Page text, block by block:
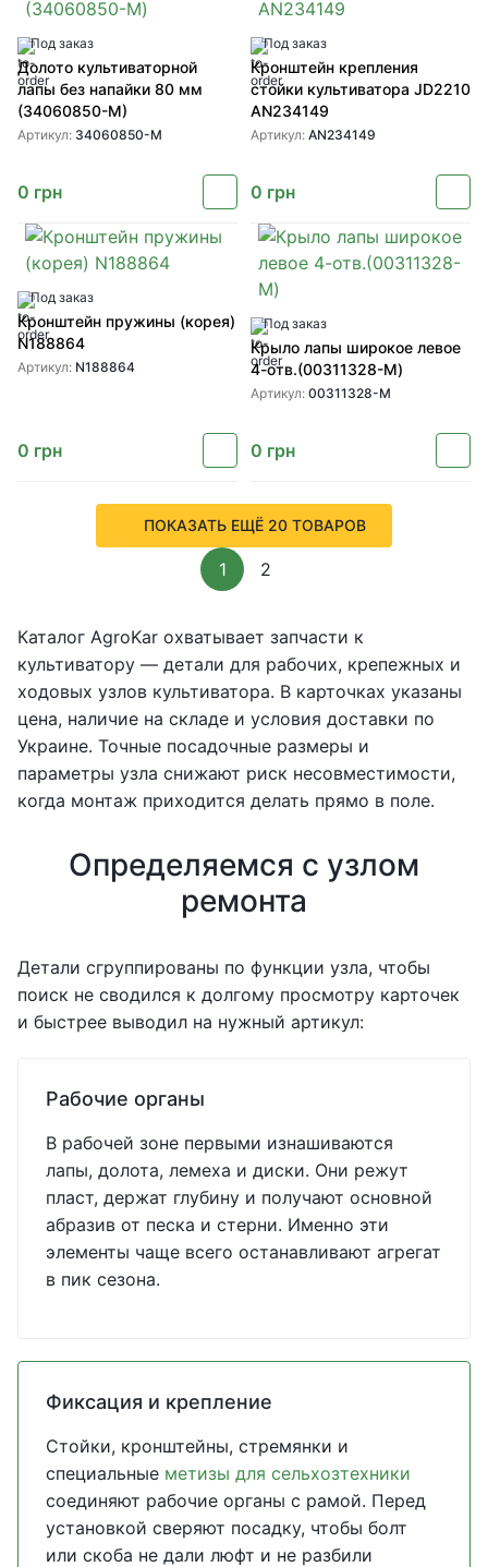
Под заказ
Долото культиваторной
лапы без напайки 80 мм
(34060850-M)
Артикул: 34060850-M
0 грн
Под заказ
Кронштейн крепления
стойки культиватора JD2210
AN234149
Артикул: AN234149
0 грн
Под заказ
Кронштейн пружины (корея)
N188864
Артикул: N188864
0 грн
Под заказ
Крыло лапы широкое левое
4-отв.(00311328-M)
Артикул: 00311328-M
0 грн
ПОКАЗАТЬ ЕЩЁ 20 ТОВАРОВ
1 2
Каталог AgroKar охватывает запчасти к
культиватору — детали для рабочих, крепежных и
ходовых узлов культиватора. В карточках указаны
цена, наличие на складе и условия доставки по
Украине. Точные посадочные размеры и
параметры узла снижают риск несовместимости,
когда монтаж приходится делать прямо в поле.
Определяемся с узлом
ремонта
Детали сгруппированы по функции узла, чтобы
поиск не сводился к долгому просмотру карточек
и быстрее выводил на нужный артикул:
Рабочие органы
В рабочей зоне первыми изнашиваются
лапы, долота, лемеха и диски. Они режут
пласт, держат глубину и получают основной
абразив от песка и стерни. Именно эти
элементы чаще всего останавливают агрегат
в пик сезона.
Фиксация и крепление
Стойки, кронштейны, стремянки и
специальные метизы для сельхозтехники
соединяют рабочие органы с рамой. Перед
установкой сверяют посадку, чтобы болт
или скоба не дали люфт и не разбили